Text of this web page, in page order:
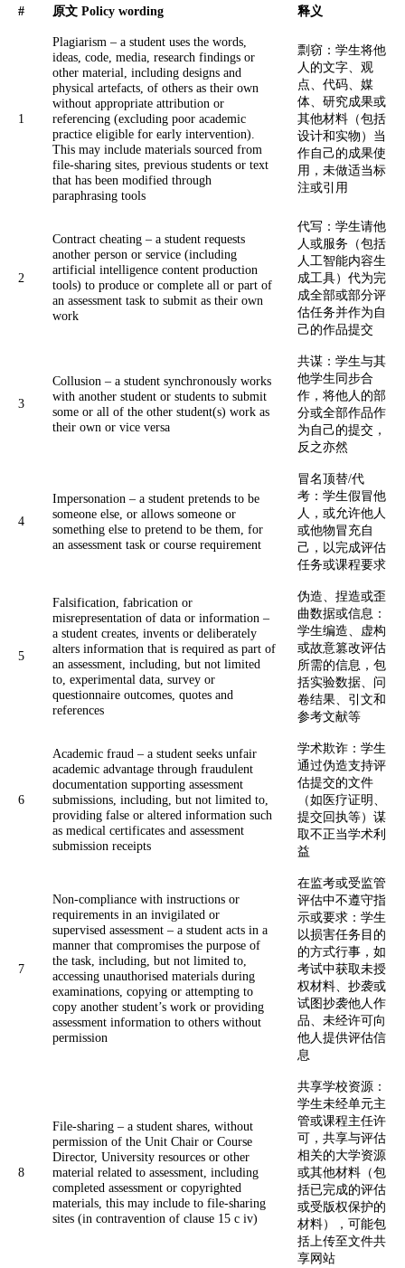
# 原文 Policy wording 释义
1
Plagiarism – a student uses the words,
ideas, code, media, research findings or
other material, including designs and
physical artefacts, of others as their own
without appropriate attribution or
referencing (excluding poor academic
practice eligible for early intervention).
This may include materials sourced from
file-sharing sites, previous students or text
that has been modified through
paraphrasing tools
剽窃：学生将他
人的文字、观
点、代码、媒
体、研究成果或
其他材料（包括
设计和实物）当
作自己的成果使
用，未做适当标
注或引用
2
Contract cheating – a student requests
another person or service (including
artificial intelligence content production
tools) to produce or complete all or part of
an assessment task to submit as their own
work
代写：学生请他
人或服务（包括
人工智能内容生
成工具）代为完
成全部或部分评
估任务并作为自
己的作品提交
3
Collusion – a student synchronously works
with another student or students to submit
some or all of the other student(s) work as
their own or vice versa
共谋：学生与其
他学生同步合
作，将他人的部
分或全部作品作
为自己的提交，
反之亦然
4
Impersonation – a student pretends to be
someone else, or allows someone or
something else to pretend to be them, for
an assessment task or course requirement
冒名顶替/代
考：学生假冒他
人，或允许他人
或他物冒充自
己，以完成评估
任务或课程要求
5
Falsification, fabrication or
misrepresentation of data or information –
a student creates, invents or deliberately
alters information that is required as part of
an assessment, including, but not limited
to, experimental data, survey or
questionnaire outcomes, quotes and
references
伪造、捏造或歪
曲数据或信息：
学生编造、虚构
或故意篡改评估
所需的信息，包
括实验数据、问
卷结果、引文和
参考文献等
6
Academic fraud – a student seeks unfair
academic advantage through fraudulent
documentation supporting assessment
submissions, including, but not limited to,
providing false or altered information such
as medical certificates and assessment
submission receipts
学术欺诈：学生
通过伪造支持评
估提交的文件
（如医疗证明、
提交回执等）谋
取不正当学术利
益
7
Non-compliance with instructions or
requirements in an invigilated or
supervised assessment – a student acts in a
manner that compromises the purpose of
the task, including, but not limited to,
accessing unauthorised materials during
examinations, copying or attempting to
copy another student’s work or providing
assessment information to others without
permission
在监考或受监管
评估中不遵守指
示或要求：学生
以损害任务目的
的方式行事，如
考试中获取未授
权材料、抄袭或
试图抄袭他人作
品、未经许可向
他人提供评估信
息
8
File-sharing – a student shares, without
permission of the Unit Chair or Course
Director, University resources or other
material related to assessment, including
completed assessment or copyrighted
materials, this may include to file-sharing
sites (in contravention of clause 15 c iv)
共享学校资源：
学生未经单元主
管或课程主任许
可，共享与评估
相关的大学资源
或其他材料（包
括已完成的评估
或受版权保护的
材料），可能包
括上传至文件共
享网站